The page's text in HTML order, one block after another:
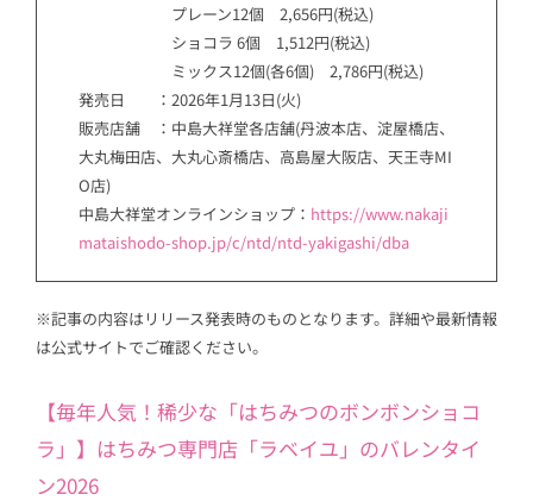
プレーン12個 2,656円(税込)
ショコラ 6個 1,512円(税込)
ミックス12個(各6個) 2,786円(税込)
発売日 ：2026年1月13日(火)
販売店舗 ：中島大祥堂各店舗(丹波本店、淀屋橋店、
大丸梅田店、大丸心斎橋店、高島屋大阪店、天王寺MI
O店)
中島大祥堂オンラインショップ： https://www.nakaji
mataishodo-shop.jp/c/ntd/ntd-yakigashi/dba
※記事の内容はリリース発表時のものとなります。詳細や最新情報
は公式サイトでご確認ください。
【毎年人気！稀少な「はちみつのボンボンショコ
ラ」】はちみつ専門店「ラベイユ」のバレンタイ
ン2026